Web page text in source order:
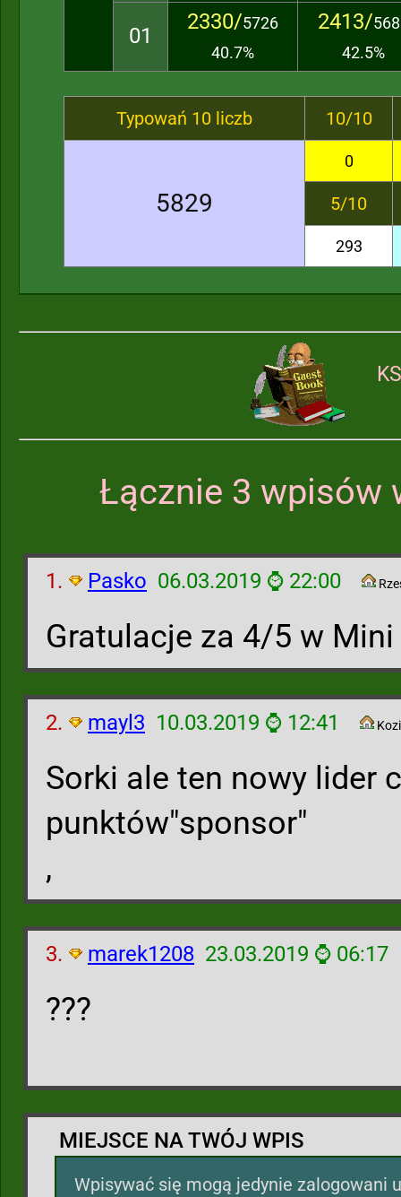
01
2330/5726
40.7%
2413/
42.5%
Typowań 10 liczb 10/10
5829
0
5/10
293
Łącznie 3 wpisów
1. Pasko 06.03.2019 ⌚ 22:00
Gratulacje za 4/5 w
2. mayl3 10.03.2019 ⌚ 12:41
Sorki ale ten nowy lider
punktów"sponsor"
,
3. marek1208 23.03.2019 ⌚ 06:17
???
MIEJSCE NA TWÓJ WPIS
Wpisywać się mogą jedynie zalogowani